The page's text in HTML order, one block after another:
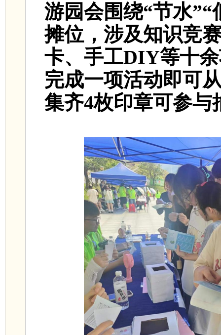
游园会围绕“节水
摊位，涉及知识竞
卡、手工DIY等十
完成一项活动即可
集齐4枚印章可参与